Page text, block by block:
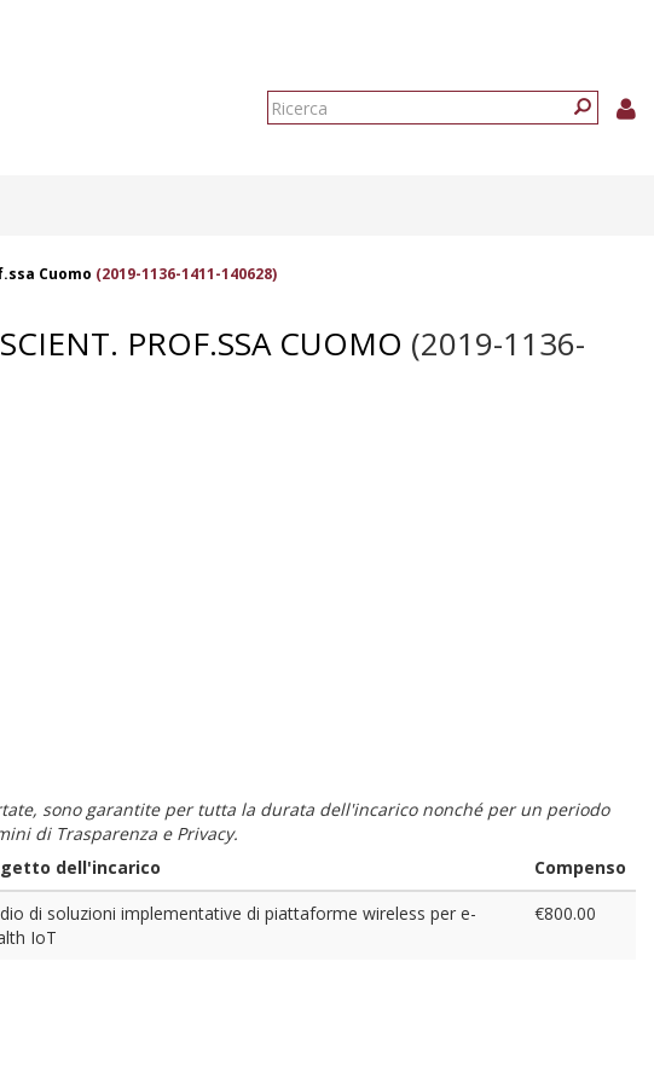
Form
Cuomo (2019-1136-1411-140628)
PROF.SSA CUOMO (2019-1136-
sono garantite per tutta la durata dell'incarico nonché per un periodo
di Trasparenza e Privacy.
dell'incarico
Compenso
di soluzioni implementative di piattaforme wireless per e-
IoT
€800.00